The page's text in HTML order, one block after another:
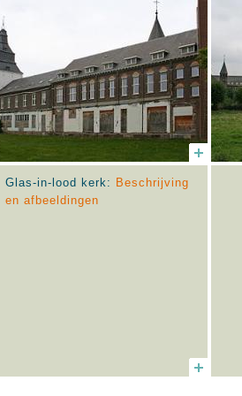
Glas-in-lood kerk: Beschrijving
en afbeeldingen